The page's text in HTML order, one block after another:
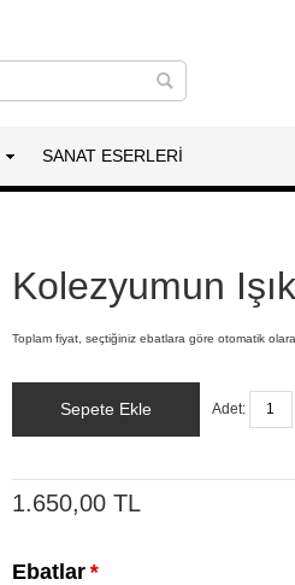
SANAT ESERLERI
Kolezyumun
Toplam fiyat, seçtiğiniz ebatlara göre otomatik
Sepete Ekle Adet:
1.650,00 TL
*
Ebatlar